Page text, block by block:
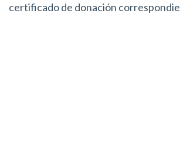
certificado de donación